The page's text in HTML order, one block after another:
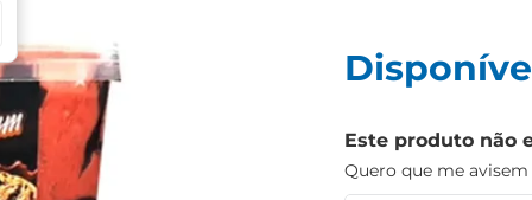
Este produto não
Quero que me